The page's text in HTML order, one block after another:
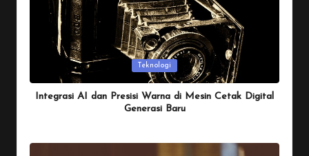
Teknologi
Integrasi AI dan Presisi Warna di Mesin Cetak Digital
Generasi Baru